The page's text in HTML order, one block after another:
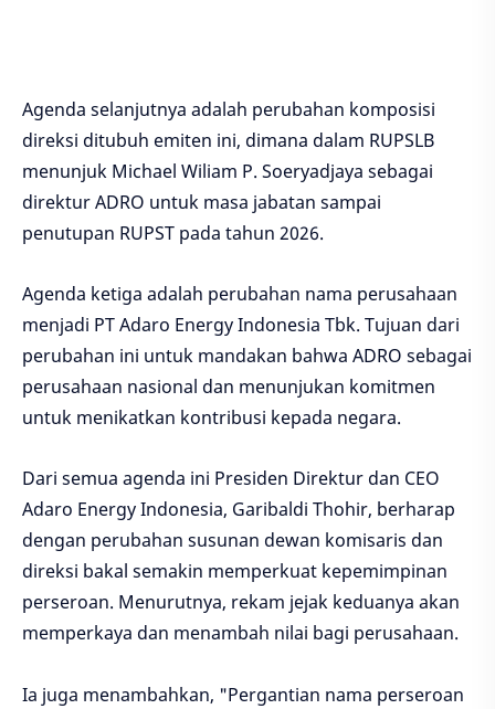
Agenda selanjutnya adalah perubahan komposisi
direksi ditubuh emiten ini, dimana dalam RUPSLB
menunjuk Michael Wiliam P. Soeryadjaya sebagai
direktur ADRO untuk masa jabatan sampai
penutupan RUPST pada tahun 2026.
Agenda ketiga adalah perubahan nama perusahaan
menjadi PT Adaro Energy Indonesia Tbk. Tujuan dari
perubahan ini untuk mandakan bahwa ADRO sebagai
perusahaan nasional dan menunjukan komitmen
untuk menikatkan kontribusi kepada negara.
Dari semua agenda ini Presiden Direktur dan CEO
Adaro Energy Indonesia, Garibaldi Thohir, berharap
dengan perubahan susunan dewan komisaris dan
direksi bakal semakin memperkuat kepemimpinan
perseroan. Menurutnya, rekam jejak keduanya akan
memperkaya dan menambah nilai bagi perusahaan.
Ia juga menambahkan, "Pergantian nama perseroan